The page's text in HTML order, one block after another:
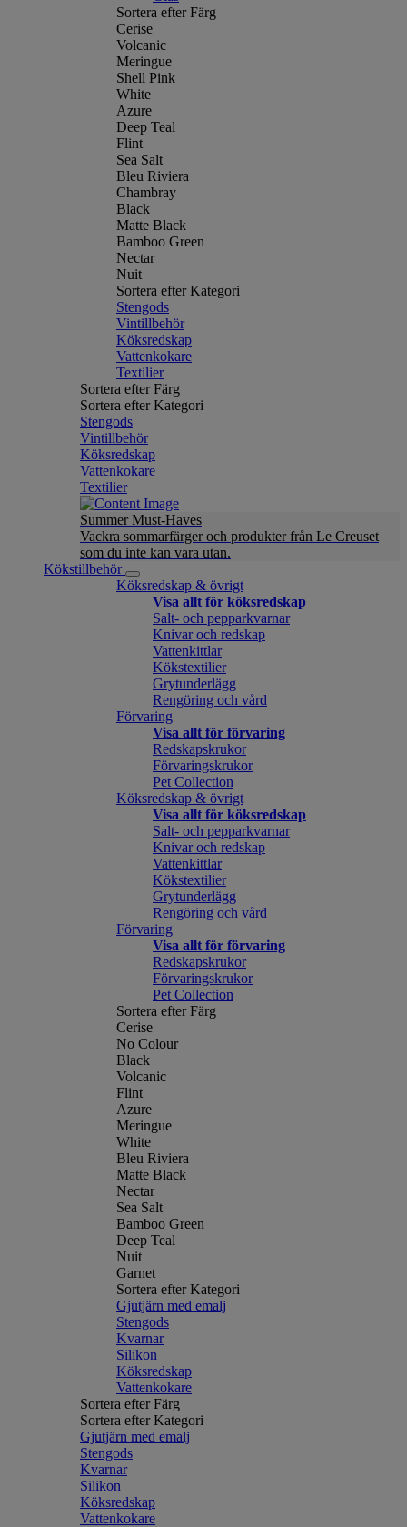
Sortera efter Färg
Cerise
Volcanic
Meringue
Shell Pink
White
Azure
Deep Teal
Flint
Sea Salt
Bleu Riviera
Chambray
Black
Matte Black
Bamboo Green
Nectar
Nuit
Sortera efter Kategori
Stengods
Vintillbehör
Köksredskap
Vattenkokare
Textilier
Sortera efter Färg
Sortera efter Kategori
Stengods
Vintillbehör
Köksredskap
Vattenkokare
Textilier
Summer Must-Haves
Vackra sommarfärger och produkter från Le Creuset
som du inte kan vara utan.
Kökstillbehör
Köksredskap & övrigt
Visa allt för köksredskap
Salt- och pepparkvarnar
Knivar och redskap
Vattenkittlar
Kökstextilier
Grytunderlägg
Rengöring och vård
Förvaring
Visa allt för förvaring
Redskapskrukor
Förvaringskrukor
Pet Collection
Köksredskap & övrigt
Visa allt för köksredskap
Salt- och pepparkvarnar
Knivar och redskap
Vattenkittlar
Kökstextilier
Grytunderlägg
Rengöring och vård
Förvaring
Visa allt för förvaring
Redskapskrukor
Förvaringskrukor
Pet Collection
Sortera efter Färg
Cerise
No Colour
Black
Volcanic
Flint
Azure
Meringue
White
Bleu Riviera
Matte Black
Nectar
Sea Salt
Bamboo Green
Deep Teal
Nuit
Garnet
Sortera efter Kategori
Gjutjärn med emalj
Stengods
Kvarnar
Silikon
Köksredskap
Vattenkokare
Sortera efter Färg
Sortera efter Kategori
Gjutjärn med emalj
Stengods
Kvarnar
Silikon
Köksredskap
Vattenkokare